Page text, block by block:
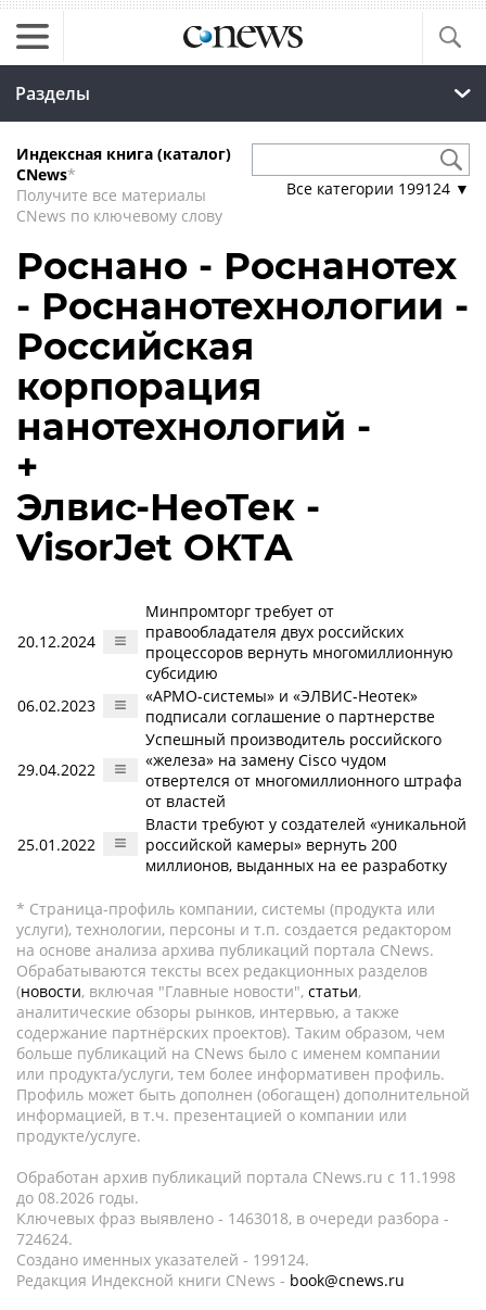
Разделы
Индексная книга (каталог)
CNews*
Получите все материалы
CNews по ключевому слову
Все категории 199124 ▼
Роснано - Роснанотех
- Роснанотехнологии -
Российская
корпорация
нанотехнологий -
+
Элвис-НеоТек -
VisorJet ОКТА
20.12.2024
Минпромторг требует от
правообладателя двух российских
процессоров вернуть многомиллионную
субсидию
06.02.2023
«АРМО-системы» и «ЭЛВИС-Неотек»
подписали соглашение о партнерстве
29.04.2022
Успешный производитель российского
«железа» на замену Cisco чудом
отвертелся от многомиллионного штрафа
от властей
25.01.2022
Власти требуют у создателей «уникальной
российской камеры» вернуть 200
миллионов, выданных на ее разработку
* Страница-профиль компании, системы (продукта или
услуги), технологии, персоны и т.п. создается редактором
на основе анализа архива публикаций портала CNews.
Обрабатываются тексты всех редакционных разделов
(новости, включая "Главные новости", статьи,
аналитические обзоры рынков, интервью, а также
содержание партнёрских проектов). Таким образом, чем
больше публикаций на CNews было с именем компании
или продукта/услуги, тем более информативен профиль.
Профиль может быть дополнен (обогащен) дополнительной
информацией, в т.ч. презентацией о компании или
продукте/услуге.
Обработан архив публикаций портала CNews.ru c 11.1998
до 08.2026 годы.
Ключевых фраз выявлено - 1463018, в очереди разбора -
724624.
Создано именных указателей - 199124.
Редакция Индексной книги CNews - book@cnews.ru